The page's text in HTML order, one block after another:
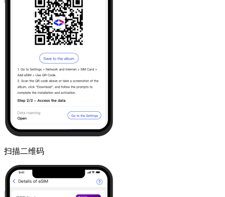
扫描二维码